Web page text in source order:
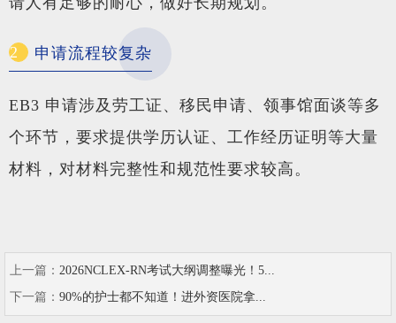
2 申请流程较复杂
EB3 申请涉及劳工证、移民申请、领事馆面谈等多
个环节，要求提供学历认证、工作经历证明等大量
材料，对材料完整性和规范性要求较高。
上一篇： 2026NCLEX-RN考试大纲调整曝光！5...
下一篇： 90%的护士都不知道！进外资医院拿...